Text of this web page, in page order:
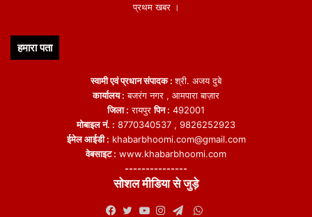
top-news
प्रथम खबर ।
हमारा पता
स्वामी एवं प्रधान संपादक :श्री. अजय दुबे
कार्यालय : बजरंग नगर , आमपारा बाज़ार
जिला : रायपुरपिन : 492001
मोबाइल नं. : 8770340537 , 9826252923
ईमेल आईडी : khabarbhoomi.com@gmail.com
वेबसाइट : www.khabarbhoomi.com
---------------
सोशल मीडिया से जुड़े
WhatsApp